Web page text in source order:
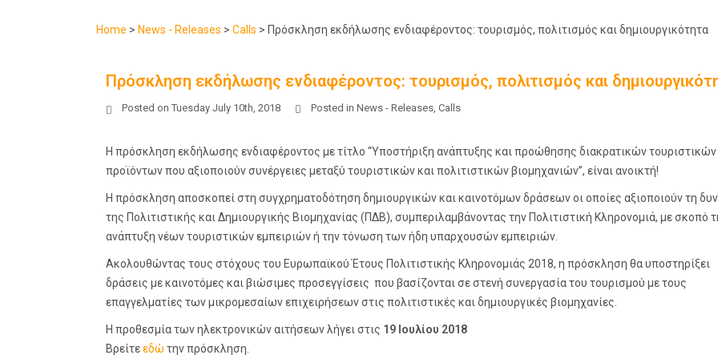
Home > News - Releases > Calls > Πρόσκληση εκδήλωσης ενδιαφέροντος: τουρισμός, πολιτισμός και δημιουργικότητα
Πρόσκληση εκδήλωσης ενδιαφέροντος: τουρισμός, πολιτισμός και
Posted on Tuesday July 10th, 2018 Posted in News - Releases, Calls
Η πρόσκληση εκδήλωσης ενδιαφέροντος με τίτλο “Υποστήριξη ανάπτυξης και προώθησης διακρατικών τουριστικών
προϊόντων που αξιοποιούν συνέργειες μεταξύ τουριστικών και πολιτιστικών βιομηχανιών”, είναι ανοικτή!
Η πρόσκληση αποσκοπεί στη συγχρηματοδότηση δημιουργικών και καινοτόμων δράσεων οι οποίες αξιοποιούν τη
της Πολιτιστικής και Δημιουργικής Βιομηχανίας (ΠΔΒ), συμπεριλαμβάνοντας την Πολιτιστική Κληρονομιά, με σκοπό
ανάπτυξη νέων τουριστικών εμπειριών ή την τόνωση των ήδη υπαρχουσών εμπειριών.
Ακολουθώντας τους στόχους του Ευρωπαϊκού Έτους Πολιτιστικής Κληρονομιάς 2018, η πρόσκληση θα υποστηρίξει
δράσεις με καινοτόμες και βιώσιμες προσεγγίσεις που βασίζονται σε στενή συνεργασία του τουρισμού με τους
επαγγελματίες των μικρομεσαίων επιχειρήσεων στις πολιτιστικές και δημιουργικές βιομηχανίες.
Η προθεσμία των ηλεκτρονικών αιτήσεων λήγει στις 19 Ιουλίου 2018
Βρείτεεδώ την πρόσκληση.